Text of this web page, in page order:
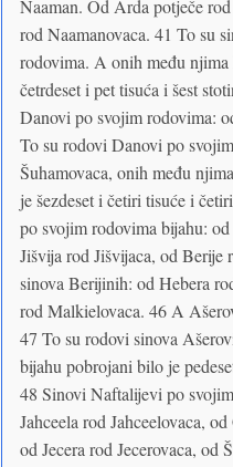
Naaman. Od Arda potječe
rod Naamanovaca. 41 To su
rodovima. A onih među
četrdeset i pet tisuća i šest
Danovi po svojim rodovima:
To su rodovi Danovi po
Šuhamovaca, onih među
je šezdeset i četiri tisuće i
po svojim rodovima bijahu:
Jišvija rod Jišvijaca, od Berije
sinova Berijinih: od Hebera
rod Malkielovaca. 46 A
47 To su rodovi sinova
bijahu pobrojani bilo je
48 Sinovi Naftalijevi po
Jahceela rod Jahceelovaca,
od Jecera rod Jecerovaca, od